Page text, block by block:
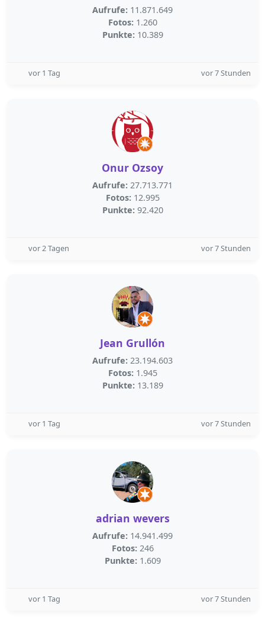
Aufrufe: 11.871.649
Fotos: 1.260
Punkte: 10.389
vor 1 Tag vor 7 Stunden
Onur Ozsoy
Aufrufe: 27.713.771
Fotos: 12.995
Punkte: 92.420
vor 2 Tagen vor 7 Stunden
Jean Grullón
Aufrufe: 23.194.603
Fotos: 1.945
Punkte: 13.189
vor 1 Tag vor 7 Stunden
adrian wevers
Aufrufe: 14.941.499
Fotos: 246
Punkte: 1.609
vor 1 Tag vor 7 Stunden